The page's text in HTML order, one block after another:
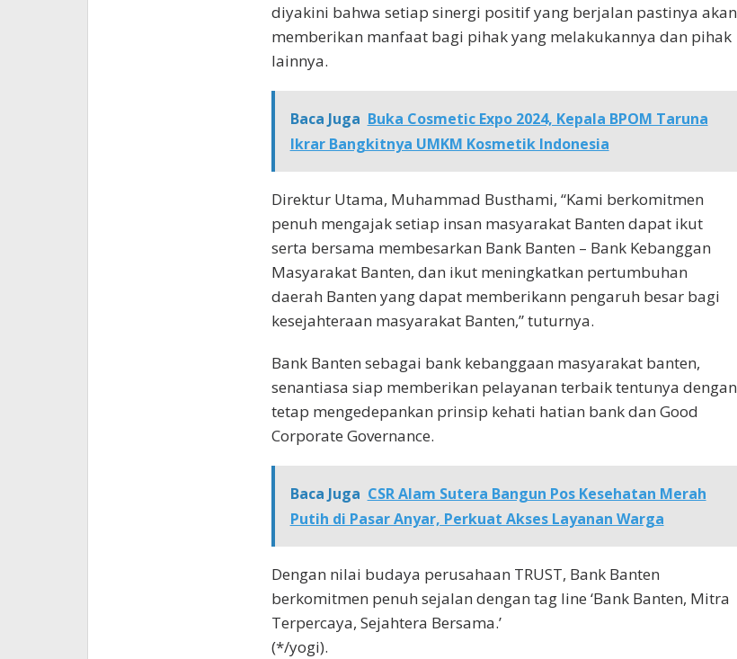
diyakini bahwa setiap sinergi positif yang berjalan pastinya akan
memberikan manfaat bagi pihak yang melakukannya dan pihak
lainnya.
Baca Juga Buka Cosmetic Expo 2024, Kepala BPOM Taruna
Ikrar Bangkitnya UMKM Kosmetik Indonesia
Direktur Utama, Muhammad Busthami, “Kami berkomitmen
penuh mengajak setiap insan masyarakat Banten dapat ikut
serta bersama membesarkan Bank Banten – Bank Kebanggan
Masyarakat Banten, dan ikut meningkatkan pertumbuhan
daerah Banten yang dapat memberikann pengaruh besar bagi
kesejahteraan masyarakat Banten,” tuturnya.
Bank Banten sebagai bank kebanggaan masyarakat banten,
senantiasa siap memberikan pelayanan terbaik tentunya dengan
tetap mengedepankan prinsip kehati hatian bank dan Good
Corporate Governance.
Baca Juga CSR Alam Sutera Bangun Pos Kesehatan Merah
Putih di Pasar Anyar, Perkuat Akses Layanan Warga
Dengan nilai budaya perusahaan TRUST, Bank Banten
berkomitmen penuh sejalan dengan tag line ‘Bank Banten, Mitra
Terpercaya, Sejahtera Bersama.’
(*/yogi).